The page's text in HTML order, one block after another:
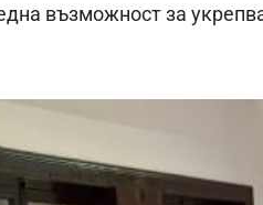
възможност за